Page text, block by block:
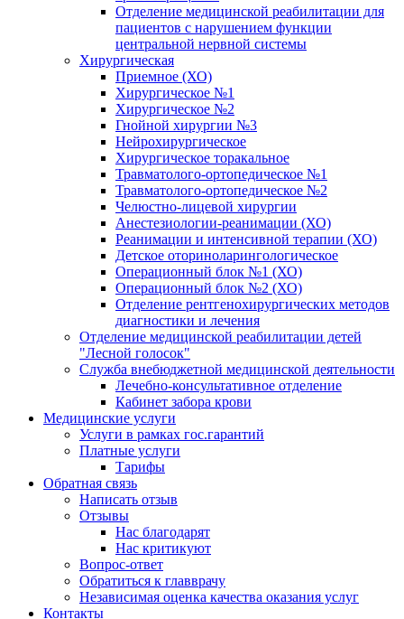
Отделение медицинской реабилитации для
пациентов с нарушением функции
центральной нервной системы
Хирургическая
Приемное (ХО)
Хирургическое №1
Хирургическое №2
Гнойной хирургии №3
Нейрохирургическое
Хирургическое торакальное
Травматолого-ортопедическое №1
Травматолого-ортопедическое №2
Челюстно-лицевой хирургии
Анестезиологии-реанимации (ХО)
Реанимации и интенсивной терапии (ХО)
Детское оториноларингологическое
Операционный блок №1 (ХО)
Операционный блок №2 (ХО)
Отделение рентгенохирургических методов
диагностики и лечения
Отделение медицинской реабилитации детей
"Лесной голосок"
Служба внебюджетной медицинской деятельности
Лечебно-консультативное отделение
Кабинет забора крови
Медицинские услуги
Услуги в рамках гос.гарантий
Платные услуги
Тарифы
Обратная связь
Написать отзыв
Отзывы
Нас благодарят
Нас критикуют
Вопрос-ответ
Обратиться к главврачу
Независимая оценка качества оказания услуг
Контакты